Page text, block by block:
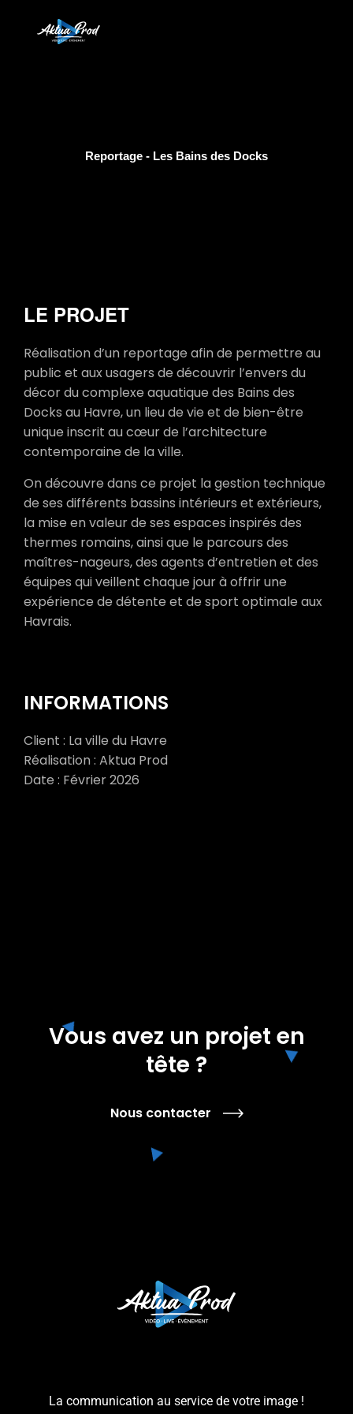
Reportage - Les Bains des Docks
LE PROJET
Réalisation d’un reportage afin de permettre au
public et aux usagers de découvrir l’envers du
décor du complexe aquatique des Bains des
Docks au Havre, un lieu de vie et de bien-être
unique inscrit au cœur de l’architecture
contemporaine de la ville.
On découvre dans ce projet la gestion technique
de ses différents bassins intérieurs et extérieurs,
la mise en valeur de ses espaces inspirés des
thermes romains, ainsi que le parcours des
maîtres-nageurs, des agents d’entretien et des
équipes qui veillent chaque jour à offrir une
expérience de détente et de sport optimale aux
Havrais.
INFORMATIONS
Client : La ville du Havre
Réalisation : Aktua Prod
Date : Février 2026
Vous avez un projet en
tête ?
Nous contacter
La communication au service de votre image !